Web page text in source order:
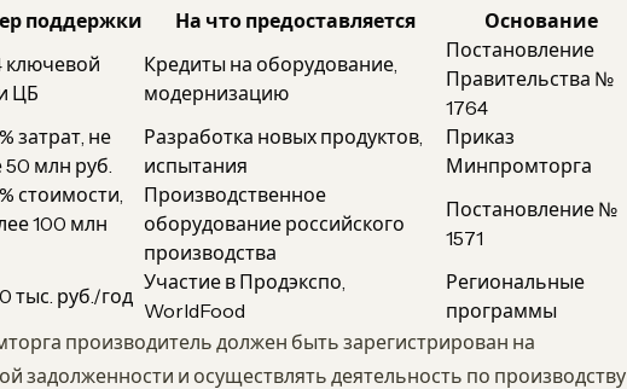
поддержки На что предоставляется
Основание
ключевой
ЦБ
Кредиты на оборудование,
модернизацию
Постановление
Правительства №
1764
затрат, не
50 млн руб.
Разработка новых продуктов,
испытания
Приказ
Минпромторга
стоимости,
100 млн
Производственное
оборудование российского
производства
Постановление №
1571
тыс. руб./год
Участие в Продэкспо,
WorldFood
Региональные
программы
производитель должен быть зарегистрирован на
задолженности и осуществлять деятельность по производству